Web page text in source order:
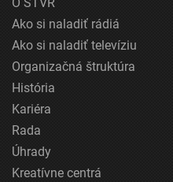
Ako si naladiť rádiá
Ako si naladiť televíziu
Organizačná štruktúra
História
Kariéra
Rada
Úhrady
Kreatívne centrá